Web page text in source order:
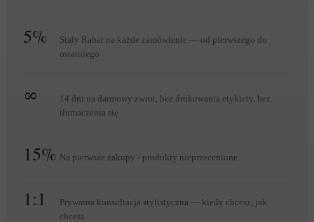
5%
Stały Rabat na każde zamówienie — od pierwszego do
ostatniego
∞
14 dni na darmowy zwrot, bez drukowania etykiety, bez
tłumaczenia się
15% Na pierwsze zakupy - produkty nieprzecenione
1:1
Prywatna konsultacja stylistyczna — kiedy chcesz, jak
chcesz